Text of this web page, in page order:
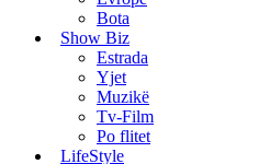
Bota
Show Biz
Estrada
Yjet
Muzikë
Tv-Film
Po flitet
LifeStyle